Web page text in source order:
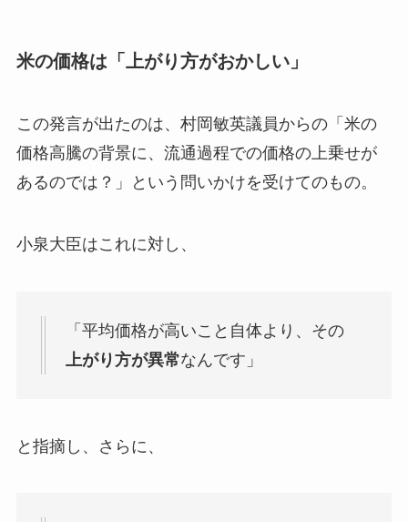
米の価格は「上がり方がおかしい」
この発言が出たのは、村岡敏英議員からの「米の
価格高騰の背景に、流通過程での価格の上乗せが
あるのでは？」という問いかけを受けてのもの。
小泉大臣はこれに対し、
「平均価格が高いこと自体より、その
上がり方が異常なんです」
と指摘し、さらに、